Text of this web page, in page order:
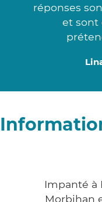
réponses
et sont
Impanté à
Morbihan